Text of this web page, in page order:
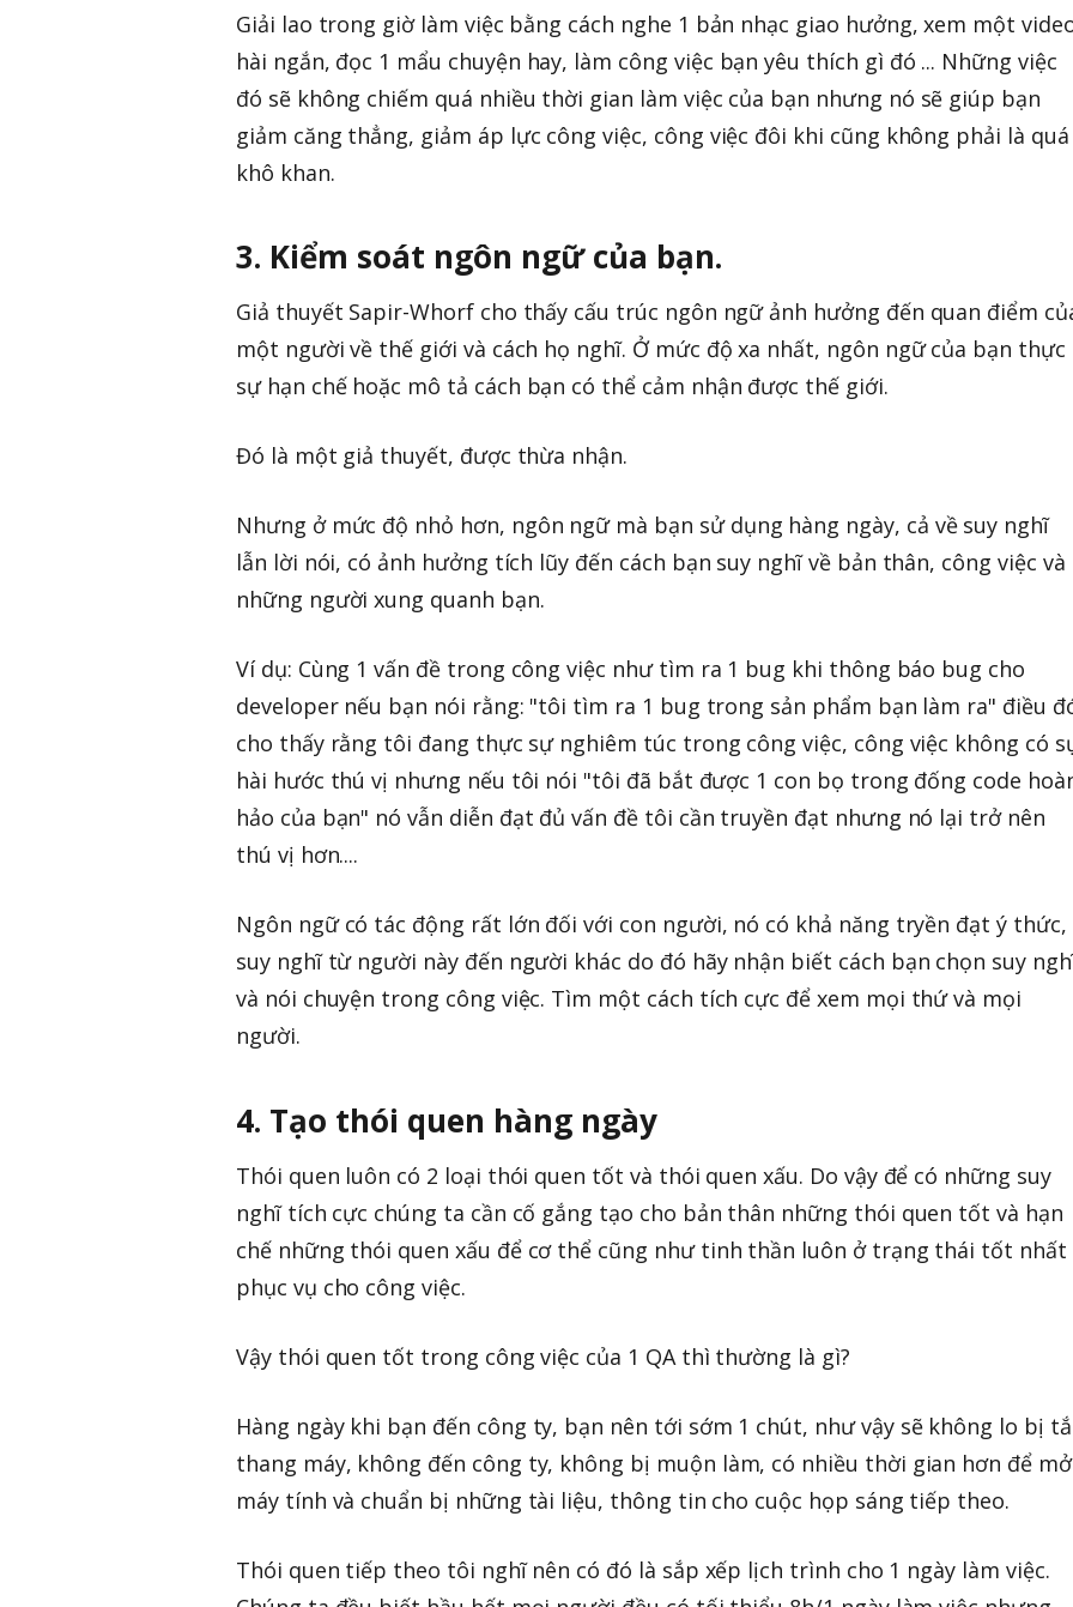
Giải lao trong giờ làm việc bằng cách nghe 1 bản nhạc giao hưởng, xem một
hài ngắn, đọc 1 mẩu chuyện hay, làm công việc bạn yêu thích gì đó ... Những việc
đó sẽ không chiếm quá nhiều thời gian làm việc của bạn nhưng nó sẽ giúp bạn
giảm căng thẳng, giảm áp lực công việc, công việc đôi khi cũng không phải là quá
khô khan.
3. Kiểm soát ngôn ngữ của bạn.
Giả thuyết Sapir-Whorf cho thấy cấu trúc ngôn ngữ ảnh hưởng đến quan điểm
một người về thế giới và cách họ nghĩ. Ở mức độ xa nhất, ngôn ngữ của bạn thực
sự hạn chế hoặc mô tả cách bạn có thể cảm nhận được thế giới.
Đó là một giả thuyết, được thừa nhận.
Nhưng ở mức độ nhỏ hơn, ngôn ngữ mà bạn sử dụng hàng ngày, cả về suy nghĩ
lẫn lời nói, có ảnh hưởng tích lũy đến cách bạn suy nghĩ về bản thân, công việc và
những người xung quanh bạn.
Ví dụ: Cùng 1 vấn đề trong công việc như tìm ra 1 bug khi thông báo bug cho
developer nếu bạn nói rằng: "tôi tìm ra 1 bug trong sản phẩm bạn làm ra" điều
cho thấy rằng tôi đang thực sự nghiêm túc trong công việc, công việc không có
hài hước thú vị nhưng nếu tôi nói "tôi đã bắt được 1 con bọ trong đống code
hảo của bạn" nó vẫn diễn đạt đủ vấn đề tôi cần truyền đạt nhưng nó lại trở nên
thú vị hơn....
Ngôn ngữ có tác động rất lớn đối với con người, nó có khả năng tryền đạt ý thức,
suy nghĩ từ người này đến người khác do đó hãy nhận biết cách bạn chọn suy
và nói chuyện trong công việc. Tìm một cách tích cực để xem mọi thứ và mọi
người.
4. Tạo thói quen hàng ngày
Thói quen luôn có 2 loại thói quen tốt và thói quen xấu. Do vậy để có những suy
nghĩ tích cực chúng ta cần cố gắng tạo cho bản thân những thói quen tốt và hạn
chế những thói quen xấu để cơ thể cũng như tinh thần luôn ở trạng thái tốt nhất
phục vụ cho công việc.
Vậy thói quen tốt trong công việc của 1 QA thì thường là gì?
Hàng ngày khi bạn đến công ty, bạn nên tới sớm 1 chút, như vậy sẽ không lo bị
thang máy, không đến công ty, không bị muộn làm, có nhiều thời gian hơn để mở
máy tính và chuẩn bị những tài liệu, thông tin cho cuộc họp sáng tiếp theo.
Thói quen tiếp theo tôi nghĩ nên có đó là sắp xếp lịch trình cho 1 ngày làm việc.